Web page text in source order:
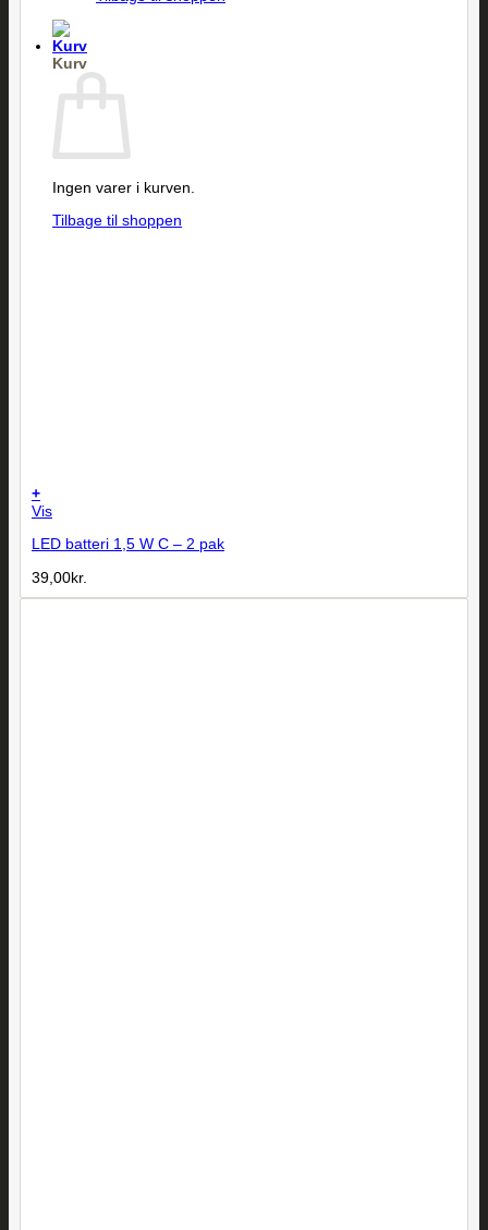
Kurv
Ingen varer i kurven.
Tilbage til shoppen
+
Vis
LED batteri 1,5 W C – 2 pak
39,00kr.